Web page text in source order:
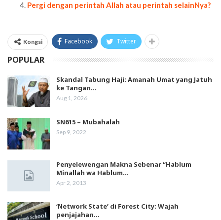
Pergi dengan perintah Allah atau perintah selainNya?
Kongsi Facebook Twitter
POPULAR
Skandal Tabung Haji: Amanah Umat yang Jatuh
ke Tangan…
Aug 1, 2026
SN615 – Mubahalah
Sep 9, 2022
Penyelewengan Makna Sebenar “Hablum
Minallah wa Hablum…
Apr 2, 2013
‘Network State’ di Forest City: Wajah
penjajahan…